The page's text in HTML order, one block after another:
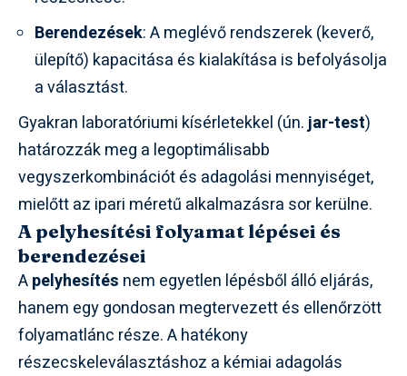
Berendezések: A meglévő rendszerek (keverő,
ülepítő) kapacitása és kialakítása is befolyásolja
a választást.
Gyakran laboratóriumi kísérletekkel (ún.jar-test)
határozzák meg a legoptimálisabb
vegyszerkombinációt és adagolási mennyiséget,
mielőtt az ipari méretű alkalmazásra sor kerülne.
A pelyhesítési folyamat lépései és
berendezései
Apelyhesítés nem egyetlen lépésből álló eljárás,
hanem egy gondosan megtervezett és ellenőrzött
folyamatlánc része. A hatékony
részecskeleválasztáshoz a kémiai adagolás